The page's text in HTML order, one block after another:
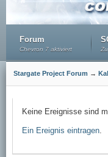
Forum
Chevron 7 aktiviert
Stargate Project Forum →
Keine Ereignisse sind
Ein Ereignis eintragen.